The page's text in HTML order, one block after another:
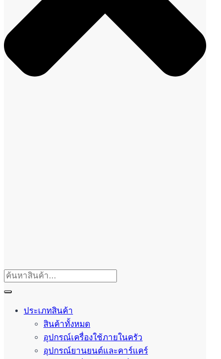
ประเภทสินค้า
สินค้าทั้งหมด
อุปกรณ์เครื่องใช้ภายในครัว
อุปกรณ์ยานยนต์และคาร์แคร์